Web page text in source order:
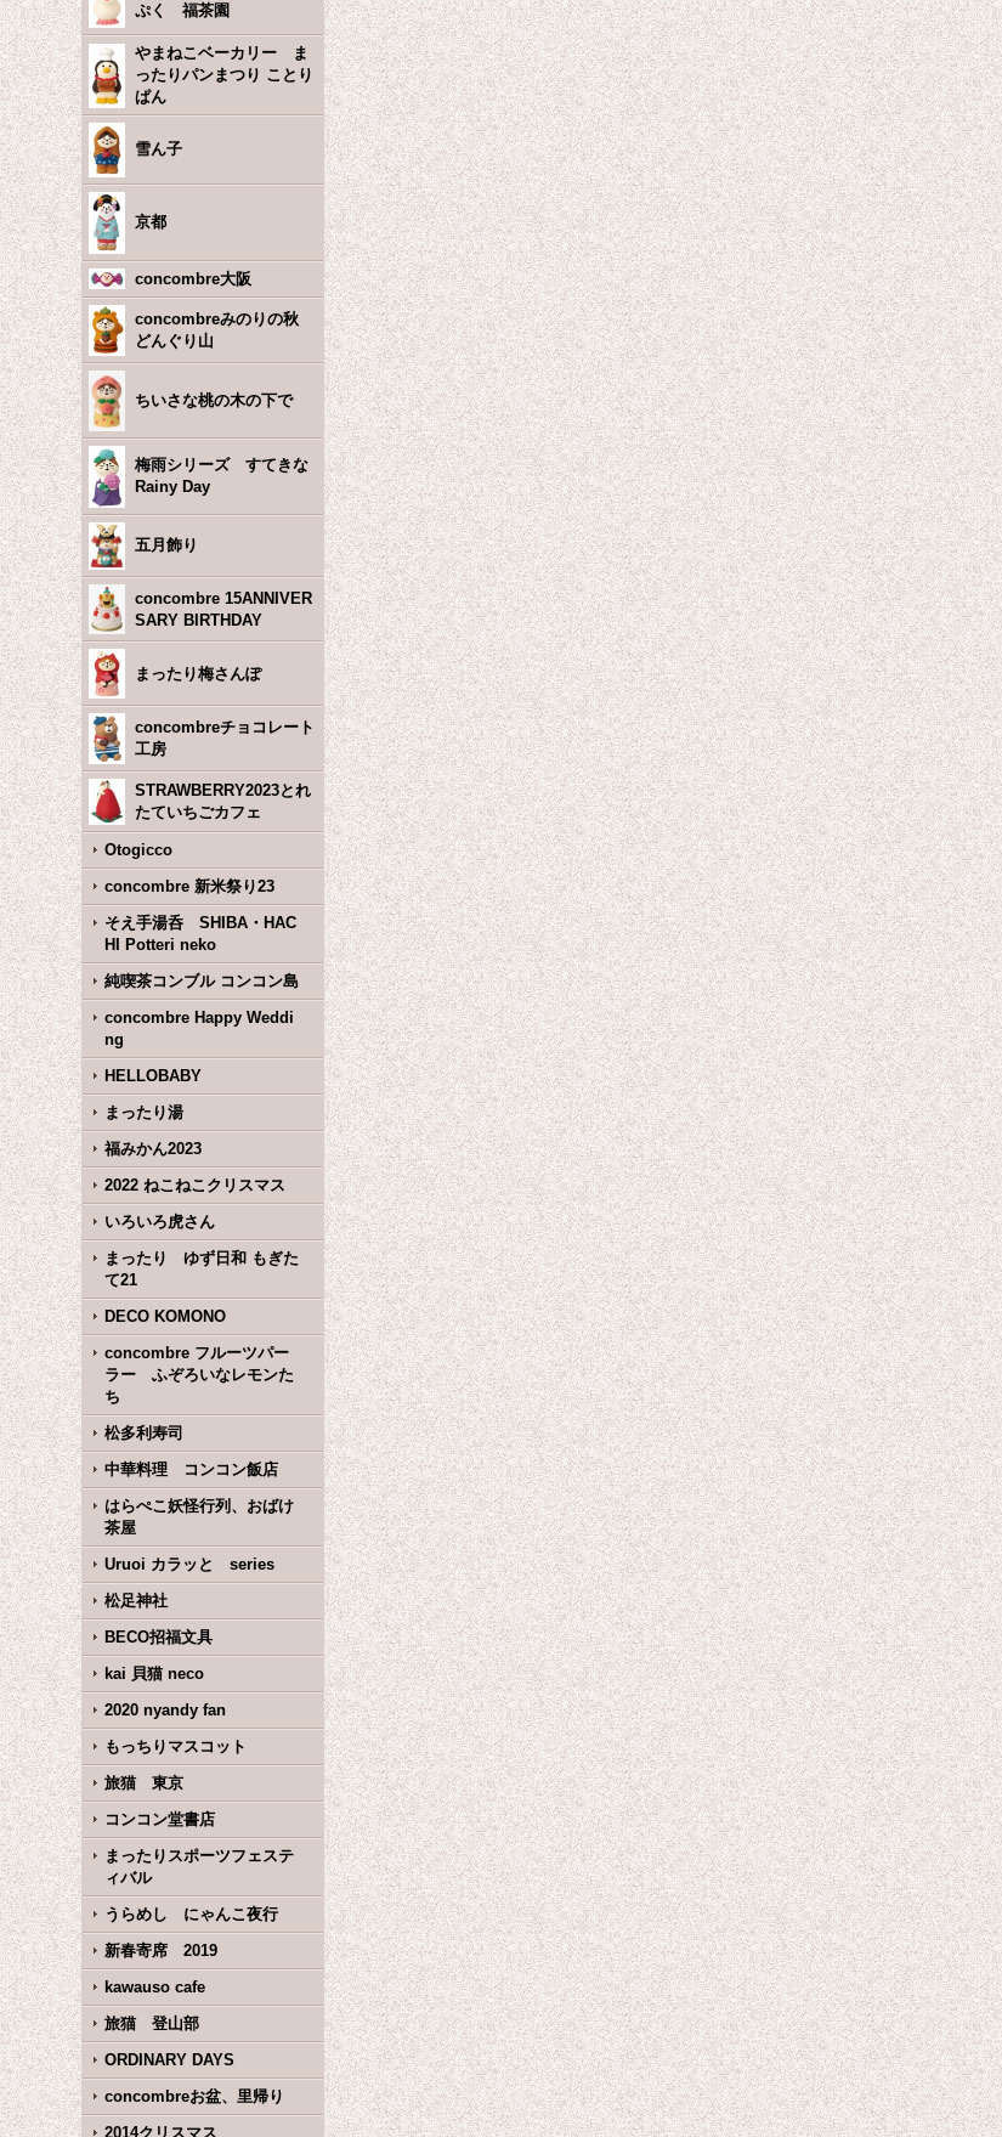
ぷく 福茶園
やまねこベーカリー ま
ったりパンまつり ことり
ぱん
雪ん子
京都
concombre大阪
concombreみのりの秋
どんぐり山
ちいさな桃の木の下で
梅雨シリーズ すてきな
Rainy Day
五月飾り
concombre 15ANNIVER
SARY BIRTHDAY
まったり梅さんぽ
concombreチョコレート
工房
STRAWBERRY2023とれ
たていちごカフェ
Otogicco
concombre 新米祭り23
そえ手湯呑 SHIBA・HAC
HI Potteri neko
純喫茶コンブル コンコン島
concombre Happy Weddi
ng
HELLOBABY
まったり湯
福みかん2023
2022 ねこねこクリスマス
いろいろ虎さん
まったり ゆず日和 もぎた
て21
DECO KOMONO
concombre フルーツパー
ラー ふぞろいなレモンた
ち
松多利寿司
中華料理 コンコン飯店
はらぺこ妖怪行列、おばけ
茶屋
Uruoi カラッと series
松足神社
BECO招福文具
kai 貝猫 neco
2020 nyandy fan
もっちりマスコット
旅猫 東京
コンコン堂書店
まったりスポーツフェステ
ィバル
うらめし にゃんこ夜行
新春寄席 2019
kawauso cafe
旅猫 登山部
ORDINARY DAYS
concombreお盆、里帰り
2014クリスマス